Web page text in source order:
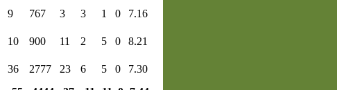
9 767 3 3 1 0 7.16
10 900 11 2 5 0 8.21
36 2777 23 6 5 0
7.30